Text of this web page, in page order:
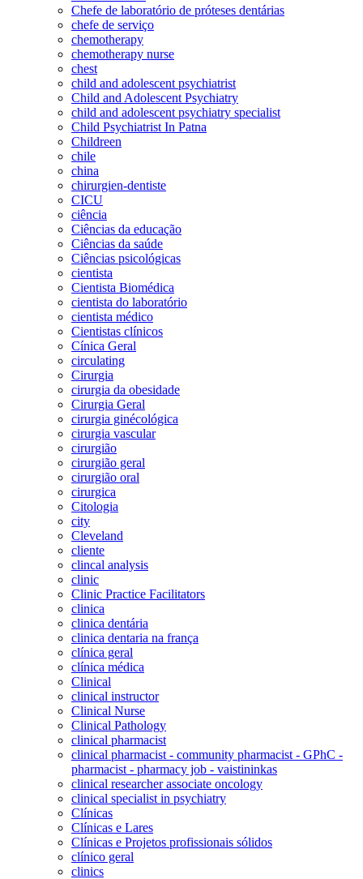
Chefe de laboratório de próteses dentárias
chefe de serviço
chemotherapy
chemotherapy nurse
chest
child and adolescent psychiatrist
Child and Adolescent Psychiatry
child and adolescent psychiatry specialist
Child Psychiatrist In Patna
Childreen
chile
china
chirurgien-dentiste
CICU
ciência
Ciências da educação
Ciências da saúde
Ciências psicológicas
cientista
Cientista Biomédica
cientista do laboratório
cientista médico
Cientistas clínicos
Cínica Geral
circulating
Cirurgia
cirurgia da obesidade
Cirurgia Geral
cirurgia ginécológica
cirurgia vascular
cirurgião
cirurgião geral
cirurgião oral
cirurgica
Citologia
city
Cleveland
cliente
clincal analysis
clinic
Clinic Practice Facilitators
clinica
clinica dentária
clinica dentaria na frança
clínica geral
clínica médica
Clinical
clinical instructor
Clinical Nurse
Clinical Pathology
clinical pharmacist
clinical pharmacist - community pharmacist - GPhC -
pharmacist - pharmacy job - vaistininkas
clinical researcher associate oncology
clinical specialist in psychiatry
Clínicas
Clínicas e Lares
Clínicas e Projetos profissionais sólidos
clínico geral
clinics